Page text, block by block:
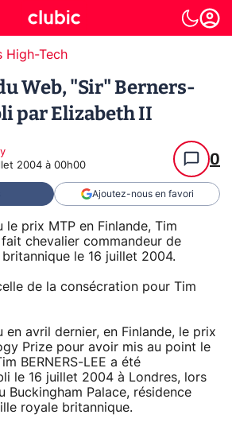
High-Tech
Web, "Sir" Berners-
par Elizabeth II
2004 à 00h00 0
Ajoutez-nous en favori
le prix MTP en Finlande, Tim
fait chevalier commandeur de
le 16 juillet 2004.
de la consécration pour Tim
en avril dernier, en Finlande, le prix
Prize pour avoir mis au point le
BERNERS-LEE a été
le 16 juillet 2004 à Londres, lors
Buckingham Palace, résidence
royale britannique.